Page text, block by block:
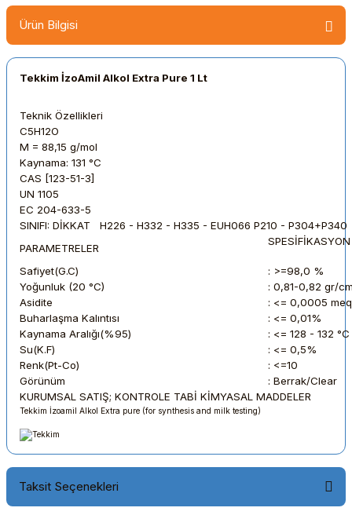
Ürün Bilgisi
Tekkim İzoAmil Alkol Extra Pure 1 Lt
Teknik Özellikleri
C5H12O
M = 88,15 g/mol
Kaynama: 131 °C
CAS [123-51-3]
UN 1105
EC 204-633-5
SINIFI: DİKKAT H226 - H332 - H335 - EUH066 P210 - P304+P340
PARAMETRELER
Safiyet(G.C)
: >=98,0 %
Yoğunluk (20 °C)
: 0,81-0,82 gr/
Asidite
: <= 0,0005
Buharlaşma Kalıntısı
: <= 0,01%
Kaynama Aralığı(%95)
: <= 128 - 132 °C
Su(K.F)
: <= 0,5%
Renk(Pt-Co)
: <=10
Görünüm
: Berrak/Clear
KURUMSAL SATIŞ; KONTROLE TABİ KİMYASAL MADDELER
Tekkim İzoamil Alkol Extra pure (for synthesis and milk testing)
Taksit Seçenekleri